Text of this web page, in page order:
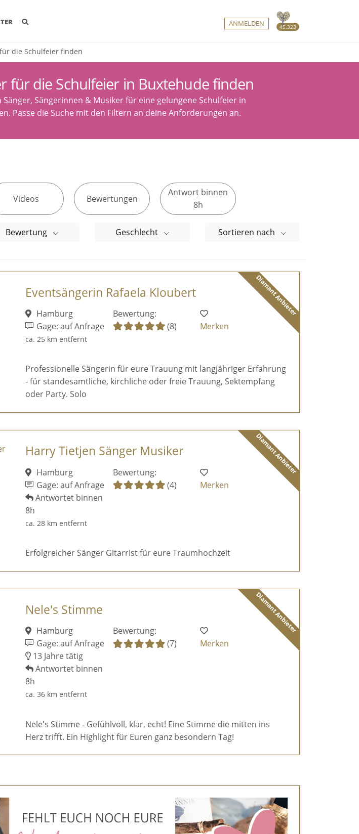
45.328
ANMELDEN
die Schulfeier finden
für die Schulfeier in Buxtehude finden
Sängerinnen & Musiker für eine gelungene Schulfeier in
Passe die Suche mit den Filtern an deine Anforderungen an.
Videos Bewertungen
Antwort binnen
8h
Bewertung Geschlecht Sortieren nach
Diamant Anbieter
Eventsängerin Rafaela Kloubert
Hamburg
Gage: auf Anfrage
ca. 25 km entfernt
Bewertung:
(8)
Merken
Professionelle Sängerin für eure Trauung mit langjähriger Erfahrung
- für standesamtliche, kirchliche oder freie Trauung, Sektempfang
oder Party. Solo
Diamant Anbieter
Harry Tietjen Sänger Musiker
Hamburg
Gage: auf Anfrage
Antwortet binnen
8h
ca. 28 km entfernt
Bewertung:
(4)
Merken
Erfolgreicher Sänger Gitarrist für eure Traumhochzeit
Diamant Anbieter
Nele's Stimme
Hamburg
Gage: auf Anfrage
13 Jahre tätig
Antwortet binnen
8h
ca. 36 km entfernt
Bewertung:
(7)
Merken
Nele's Stimme - Gefühlvoll, klar, echt! Eine Stimme die mitten ins
Herz trifft. Ein Highlight für Euren ganz besondern Tag!